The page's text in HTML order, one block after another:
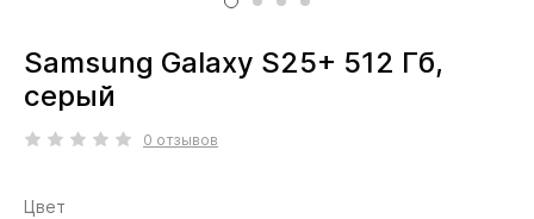
Samsung Galaxy S25+ 512 Гб,
серый
0 отзывов
Цвет